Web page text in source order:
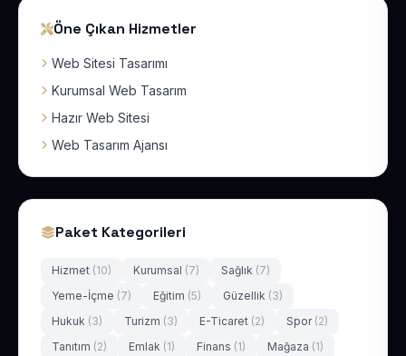
Öne Çıkan Hizmetler
Web Sitesi Tasarımı
Kurumsal Web Tasarım
Hazır Web Sitesi
Web Tasarım Ajansı
Paket Kategorileri
Hizmet (10) Kurumsal (7) Sağlık (7)
Yeme-İçme (7) Eğitim (5) Güzellik (3)
Hukuk (3) Turizm (3) E-Ticaret (2) Spor (2)
Tanıtım (2) Emlak (1) Finans (1) Mağaza (1)